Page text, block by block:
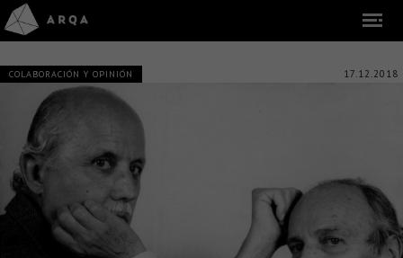
COLABORACIÓN Y OPINIÓN 17.12.2018